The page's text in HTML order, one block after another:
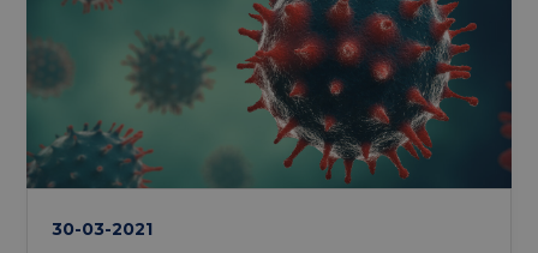
30-03-2021